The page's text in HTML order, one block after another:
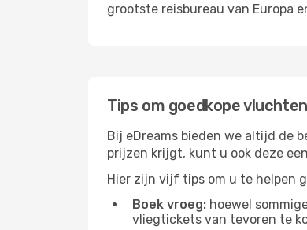
grootste reisbureau van Europa
Tips om goedkope
Bij eDreams bieden we altijd de
prijzen krijgt, kunt u ook deze
Hier zijn vijf tips om u te helpen
Boek vroeg: hoewel
vliegtickets van tevoren te